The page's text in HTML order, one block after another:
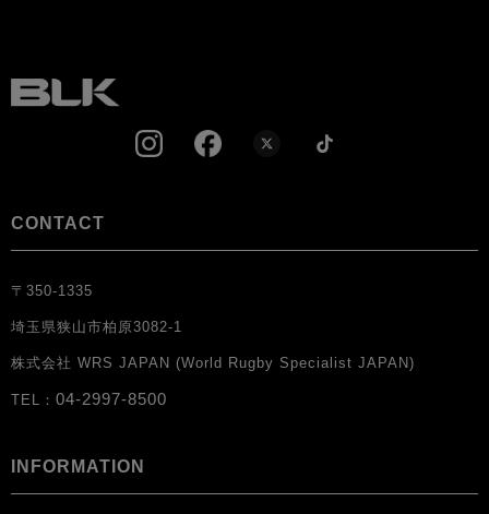
CONTACT
〒350-1335
埼玉県狭山市柏原3082-1
株式会社 WRS JAPAN (World Rugby Specialist JAPAN)
TEL： 04-2997-8500
INFORMATION